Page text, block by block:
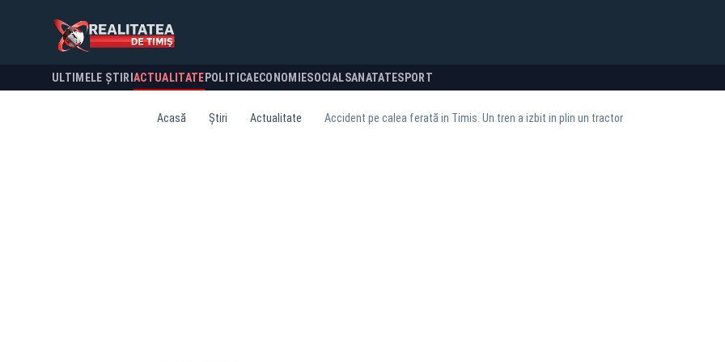
ULTIMELE ȘTIRI ACTUALITATE POLITICA ECONOMIESOCIALSANATATESPORT
Acasă Știri Actualitate Accident pe calea ferată in Timis. Un tren a izbit in plin un tractor